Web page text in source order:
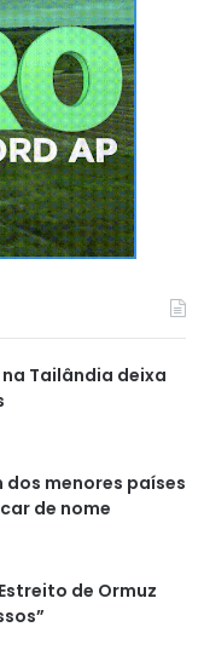
Tailândia deixa
dos menores países
de nome
de Ormuz